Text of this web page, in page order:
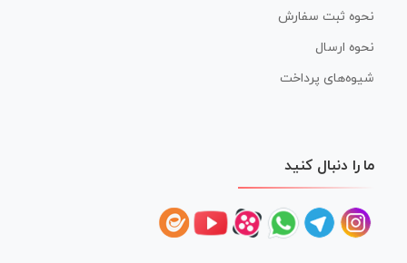
نحوه ثبت سفارش
نحوه ارسال
شیوه‌های پرداخت
ما را دنبال کنید